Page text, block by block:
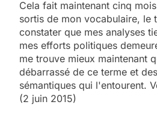
Cela fait maintenant cinq
sortis de mon vocabulaire, le
constater que mes analyses
mes efforts politiques
me trouve mieux maintenant
débarrassé de ce terme et
sémantiques qui l'entourent.
(2 juin 2015)